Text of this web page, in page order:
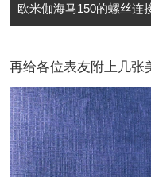
欧米伽海马150的螺丝连
再给各位表友附上几张